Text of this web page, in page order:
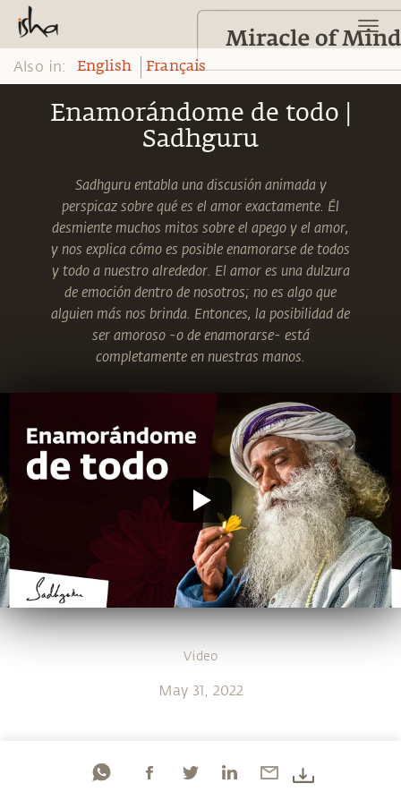
Also in: English Français
Enamorándome de todo |
Sadhguru
Sadhguru entabla una discusión animada y
perspicaz sobre qué es el amor exactamente. Él
desmiente muchos mitos sobre el apego y el amor,
y nos explica cómo es posible enamorarse de todos
y todo a nuestro alrededor. El amor es una dulzura
de emoción dentro de nosotros; no es algo que
alguien más nos brinda. Entonces, la posibilidad de
ser amoroso -o de enamorarse- está
completamente en nuestras manos.
Video
May 31, 2022